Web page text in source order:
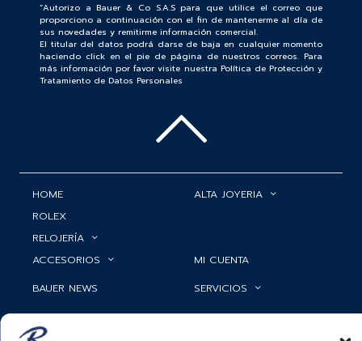
“Autorizo a Bauer & Co S.A.S para que utilice el correo que
proporciono a continuación con el fin de mantenerme al día de
sus novedades y remitirme información comercial.
El titular del datos podrá darse de baja en cualquier momento
haciendo click en el pie de página de nuestros correos. Para
más información por favor visite nuestra Política de Protección y
Tratamiento de Datos Personales
HOME
ROLEX
RELOJERÍA
ALTA JOYERIA
ACCESORIOS
BAUER NEWS
MI CUENTA
SERVICIOS
SIGUENOS EN